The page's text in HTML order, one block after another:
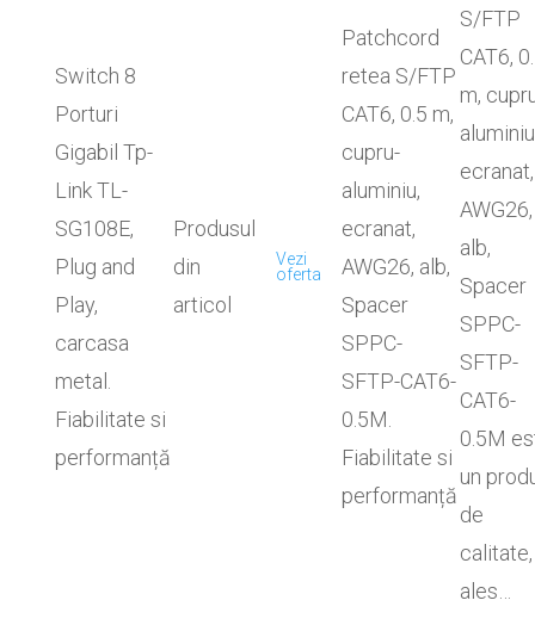
Switch 8
Porturi
Gigabil Tp-
Link TL-
SG108E,
Plug and
Play,
carcasa
metal.
Fiabilitate si
performanță
Produsul
din
articol
Vezi
oferta
Patchcord
retea S/FTP
CAT6, 0.5 m,
cupru-
aluminiu,
ecranat,
AWG26, alb,
Spacer
SPPC-
SFTP-CAT6-
0.5M.
Fiabilitate si
performanță
S/FTP
CAT6,
m,
ecranat,
AWG26,
alb,
Spacer
SPPC-
SFTP-
CAT6-
0.5M
un
de
calitate,
ales…